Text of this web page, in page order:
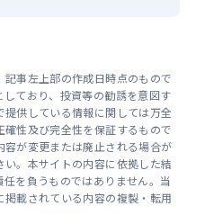
事左上部の作成日時点のもので
ており、投資等の勧誘を意図す
供している情報に関しては万全
性及び完全性を保証するもので
が変更または廃止される場合が
。本サイトの内容に依拠した結
を負うものではありません。当
載されている内容の複製・転用